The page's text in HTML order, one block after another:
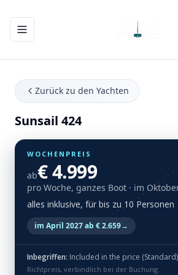
Navigationsmenü ein-/ausblenden
Zurück zu den Yachten
Sunsail 424
WOCHENPREIS
ab€ 4.999
pro Woche, ganzes Boot · im
alles inklusive, für bis zu 10 Personen
im April 2027 ab € 2.659→
Inbegriffen: Included in the price (Standard): Dinghy with outboard, bed linen, towels,
Richtpreis, verbindlich bei der Buchung.